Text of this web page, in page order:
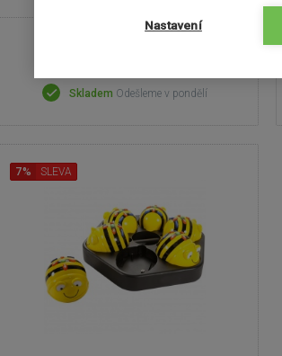
Skladem Odešleme v pondělí
7% SLEVA
Nastavení